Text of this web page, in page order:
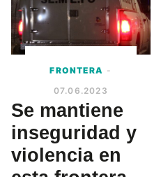
FRONTERA -
07.06.2023
Se mantiene
inseguridad y
violencia en